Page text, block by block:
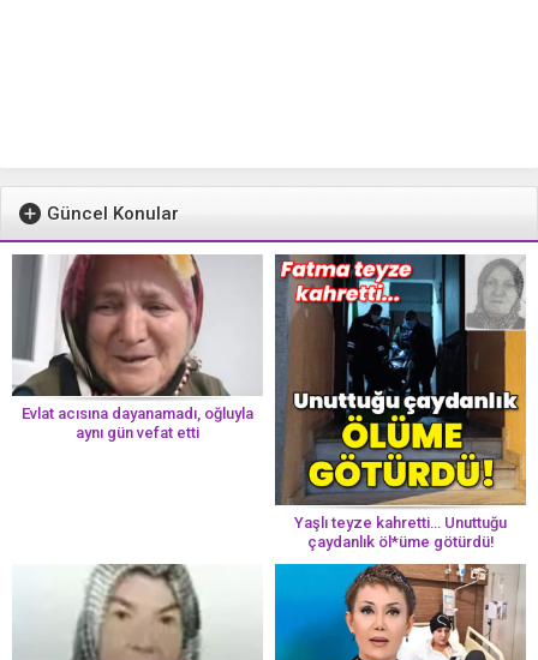
Güncel Konular
Evlat acısına dayanamadı, oğluyla
aynı gün vefat etti
Yaşlı teyze kahretti… Unuttuğu
çaydanlık öl*üme götürdü!